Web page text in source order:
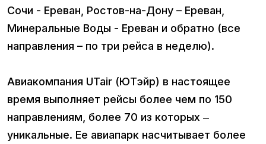
Сочи - Ереван, Ростов-на-Дону – Ереван,
Минеральные Воды - Ереван и обратно (все
направления – по три рейса в неделю).
Авиакомпания UTair (ЮТэйр) в настоящее
время выполняет рейсы более чем по 150
направлениям, более 70 из которых ‒
уникальные. Ее авиапарк насчитывает более